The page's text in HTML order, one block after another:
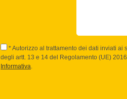
* Autorizzo al trattamento dei dati inviati ai
degli artt. 13 e 14 del Regolamento (UE)
Informativa.